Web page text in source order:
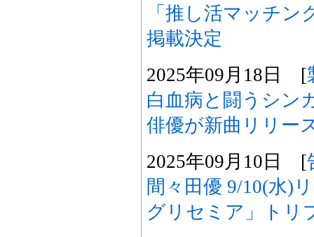
「推し活マッチン
掲載決定
2025年09月18日 [
白血病と闘うシン
俳優が新曲リリー
2025年09月10日 [
間々田優 9/10(水)
グリセミア」トリ